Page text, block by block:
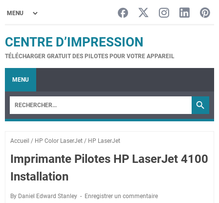
CENTRE D’IMPRESSION
TÉLÉCHARGER GRATUIT DES PILOTES POUR VOTRE APPAREIL
MENU
Accueil / HP Color LaserJet / HP LaserJet
Imprimante Pilotes HP LaserJet 4100
Installation
By Daniel Edward Stanley Enregistrer un commentaire